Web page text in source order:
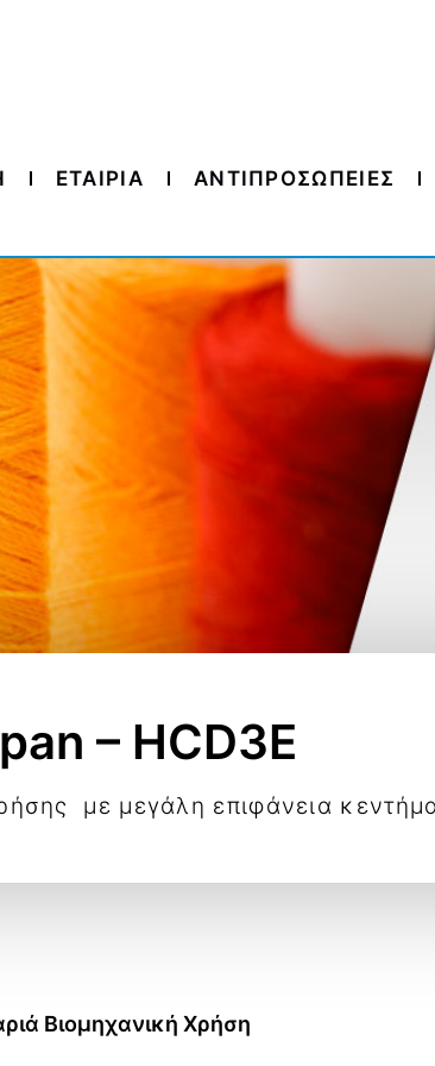
ΕΤΑΙΡΙΑ ΑΝΤΙΠΡΟΣΩΠΕΙΕΣ
– HCD3E
με μεγάλη επιφάνεια
Βιομηχανική Χρήση